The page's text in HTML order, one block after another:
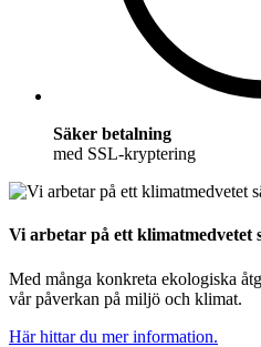
Säker betalning
med SSL-kryptering
Vi arbetar på ett klimatmedvetet
Med många konkreta ekologiska
vår påverkan på miljö och klimat.
Här hittar du mer information.